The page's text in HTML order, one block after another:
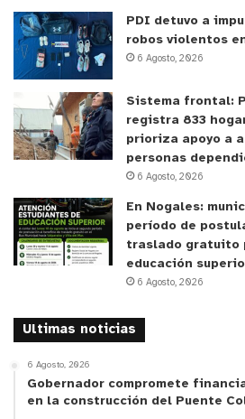
PDI detuvo a
robos violentos
6 Agosto, 2026
Sistema frontal:
registra 833
prioriza apoyo a
personas
6 Agosto, 2026
En Nogales:
período de
traslado gratuito
educación
6 Agosto, 2026
Ultimas noticias
6 Agosto, 2026
Gobernador compromete
en la construcción del Puente